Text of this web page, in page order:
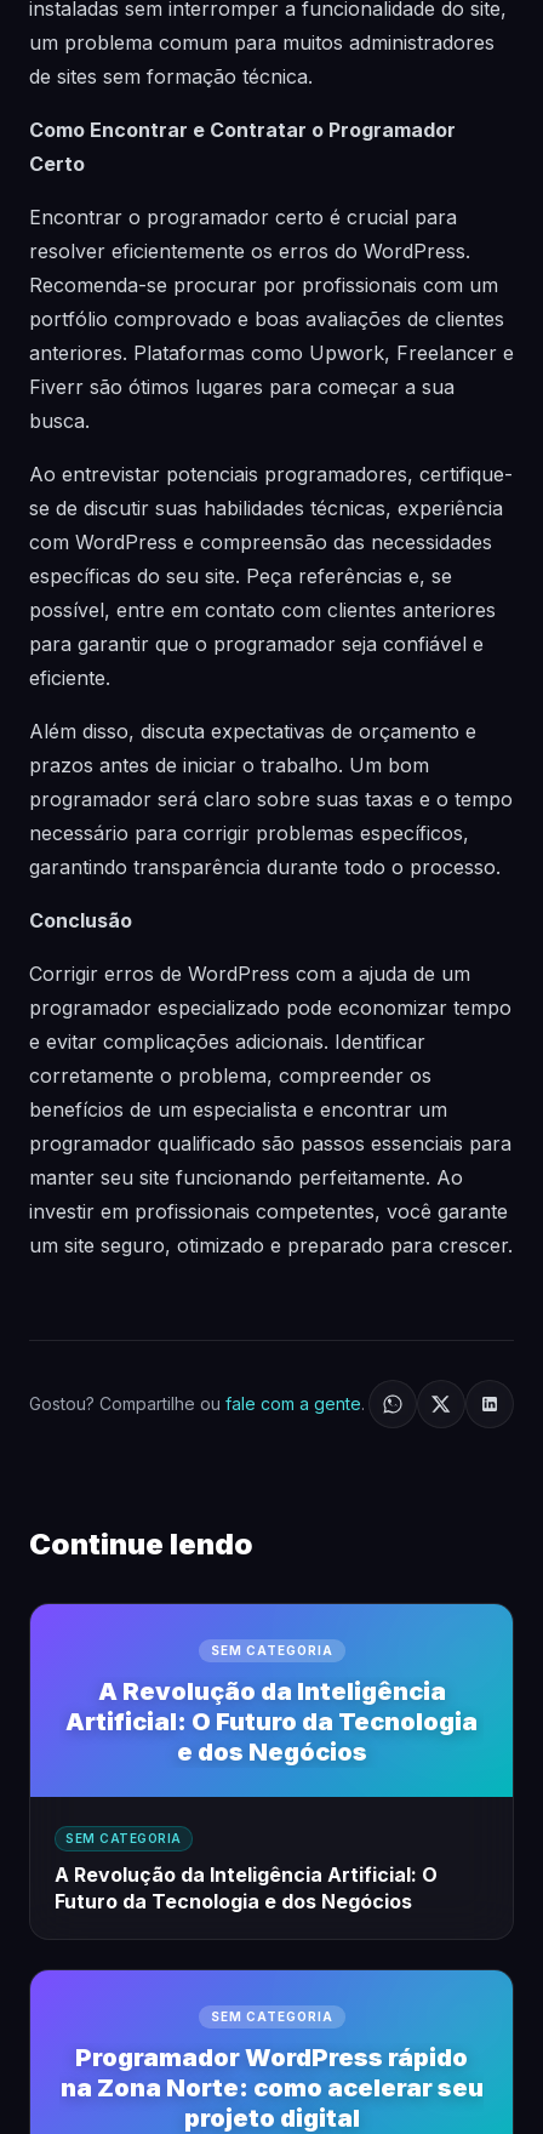
instaladas sem interromper a funcionalidade do site,
um problema comum para muitos administradores
de sites sem formação técnica.
Como Encontrar e Contratar o Programador
Certo
Encontrar o programador certo é crucial para
resolver eficientemente os erros do WordPress.
Recomenda-se procurar por profissionais com um
portfólio comprovado e boas avaliações de clientes
anteriores. Plataformas como Upwork, Freelancer e
Fiverr são ótimos lugares para começar a sua
busca.
Ao entrevistar potenciais programadores, certifique-
se de discutir suas habilidades técnicas, experiência
com WordPress e compreensão das necessidades
específicas do seu site. Peça referências e, se
possível, entre em contato com clientes anteriores
para garantir que o programador seja confiável e
eficiente.
Além disso, discuta expectativas de orçamento e
prazos antes de iniciar o trabalho. Um bom
programador será claro sobre suas taxas e o tempo
necessário para corrigir problemas específicos,
garantindo transparência durante todo o processo.
Conclusão
Corrigir erros de WordPress com a ajuda de um
programador especializado pode economizar tempo
e evitar complicações adicionais. Identificar
corretamente o problema, compreender os
benefícios de um especialista e encontrar um
programador qualificado são passos essenciais para
manter seu site funcionando perfeitamente. Ao
investir em profissionais competentes, você garante
um site seguro, otimizado e preparado para crescer.
Gostou? Compartilhe ou fale com a gente.
Continue lendo
SEM CATEGORIA
A Revolução da Inteligência
Artificial: O Futuro da Tecnologia
e dos Negócios
SEM CATEGORIA
A Revolução da Inteligência Artificial: O
Futuro da Tecnologia e dos Negócios
SEM CATEGORIA
Programador WordPress rápido
na Zona Norte: como acelerar seu
projeto digital